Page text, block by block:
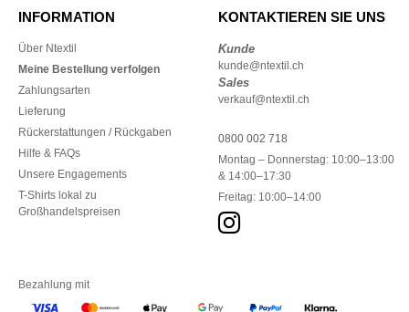
INFORMATION
Über Ntextil
Meine Bestellung verfolgen
Zahlungsarten
Lieferung
Rückerstattungen / Rückgaben
Hilfe & FAQs
Unsere Engagements
T-Shirts lokal zu
Großhandelspreisen
KONTAKTIEREN SIE UNS
Kunde
kunde@ntextil.ch
Sales
verkauf@ntextil.ch
0800 002 718
Montag – Donnerstag: 10:00–13:00
& 14:00–17:30
Freitag: 10:00–14:00
Bezahlung mit